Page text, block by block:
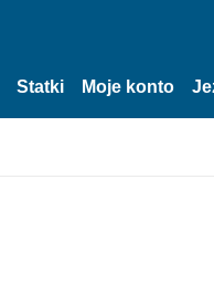
Statki Moje konto